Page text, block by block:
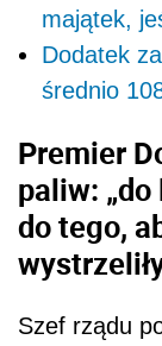
majątek,
Dodatek
średnio
Premier
paliw:
do tego,
Szef rządu